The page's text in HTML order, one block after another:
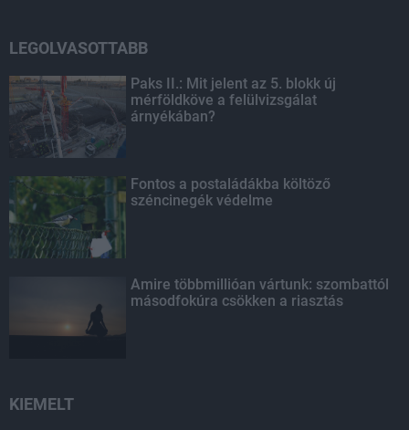
LEGOLVASOTTABB
Paks II.: Mit jelent az 5. blokk új
mérföldköve a felülvizsgálat
árnyékában?
Fontos a postaládákba költöző
széncinegék védelme
Amire többmillióan vártunk: szombattól
másodfokúra csökken a riasztás
KIEMELT